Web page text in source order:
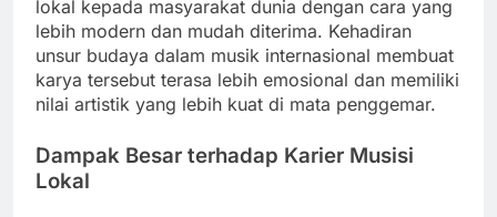
lokal kepada masyarakat dunia dengan cara yang
lebih modern dan mudah diterima. Kehadiran
unsur budaya dalam musik internasional membuat
karya tersebut terasa lebih emosional dan memiliki
nilai artistik yang lebih kuat di mata penggemar.
Dampak Besar terhadap Karier Musisi
Lokal